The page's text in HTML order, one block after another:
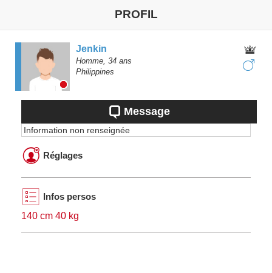
PROFIL
Jenkin
Homme, 34 ans
Philippines
Message
Information non renseignée
Réglages
Infos persos
140 cm 40 kg